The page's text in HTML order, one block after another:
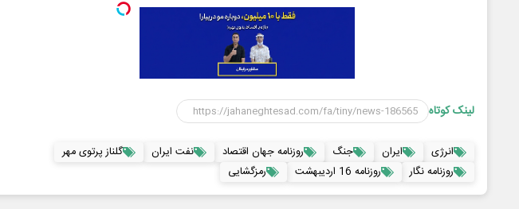
لینک کوتاه
انرژی ایران جنگ روزنامه جهان اقتصاد نفت ایران
گلناز پرتوی مهر
روزنامه نگار
روزنامه 16 اردیبهشت رمزگشایی